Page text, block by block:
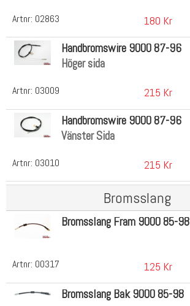
Artnr: 02863 180 Kr
Artnr: 03009
Handbromswire 9000 87-96
Höger sida
215 Kr
Artnr: 03010
Handbromswire 9000 87-96
Vänster Sida
215 Kr
Bromsslang
Artnr: 00317
Bromsslang Fram 9000 85-98
125 Kr
Bromsslang Bak 9000 85-98